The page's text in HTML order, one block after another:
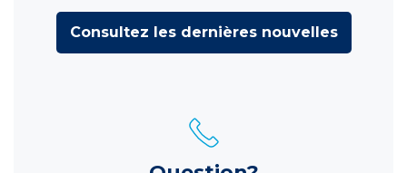
Consultez les dernières nouvelles